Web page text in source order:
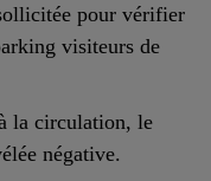
pour vérifier
visiteurs de
la circulation, le
négative.